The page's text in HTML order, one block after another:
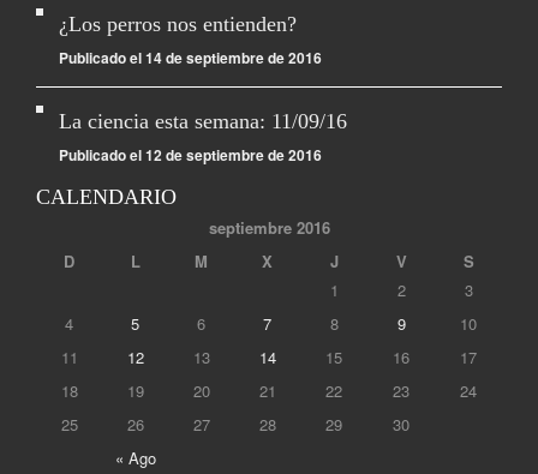
¿Los perros nos entienden?
Publicado el 14 de septiembre de 2016
La ciencia esta semana: 11/09/16
Publicado el 12 de septiembre de 2016
CALENDARIO
septiembre 2016
D
L M X J V S
« Ago
1 2
3
4
5 6 7 8 9
10
11
12 13 14 15 16
17
18
19 20 21 22 23
24
25
26 27 28 29 30